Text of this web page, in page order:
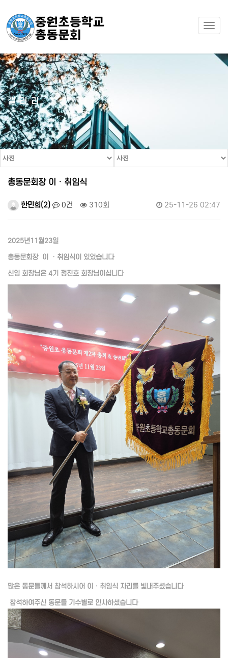
갤러리
총동문회장 이ㆍ취임식
한민희(2) 0건 310회 25-11-26 02:47
2025년11월23일
총동문회장 이 ㆍ취임식이 있었습니다
신임 회장님은 4기 정진호 회장님이십니다
많은 동문들께서 참석하시어 이ㆍ취임식 자리를 빛내주셨습니다
참석하여주신 동문들 기수별로 인사하셨습니다